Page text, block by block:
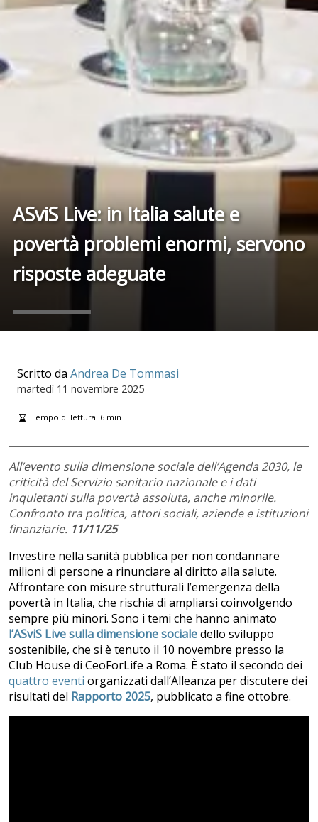
ASviS Live: in Italia salute e
povertà problemi enormi, servono
risposte adeguate
All’evento sulla dimensione sociale dell’Agenda 2030, le
criticità del Servizio sanitario nazionale e i dati
inquietanti sulla povertà assoluta, anche minorile.
Confronto tra politica, attori sociali, aziende e istituzioni
finanziarie. 11/11/25
Investire nella sanità pubblica per non condannare
milioni di persone a rinunciare al diritto alla salute.
Affrontare con misure strutturali l’emergenza della
povertà in Italia, che rischia di ampliarsi coinvolgendo
sempre più minori. Sono i temi che hanno animato
l’ASviS Live sulla dimensione socialedello sviluppo
sostenibile, che si è tenuto il 10 novembre presso la
Club House di CeoForLife a Roma. È stato il secondo dei
quattro eventi organizzati dall’Alleanza per discutere dei
risultati del Rapporto 2025, pubblicato a fine ottobre.
Scritto da Andrea De Tommasi
martedì 11 novembre 2025
Tempo di lettura: 6min